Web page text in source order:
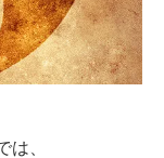
は、